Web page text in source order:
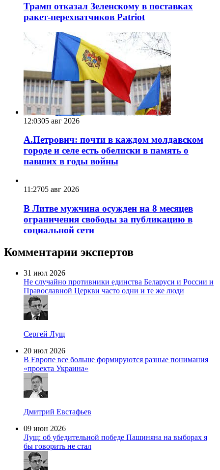
Трамп отказал Зеленскому в поставках
ракет-перехватчиков Patriot
12:0305 авг 2026
А.Петрович: почти в каждом молдавском
городе и селе есть обелиски в память о
павших в годы войны
11:2705 авг 2026
В Литве мужчина осужден на 8 месяцев
ограничения свободы за публикацию в
социальной сети
Комментарии экспертов
31 июл 2026
Не случайно противники единства Беларуси и России и
Православной Церкви часто одни и те же люди
Сергей Лущ
20 июл 2026
В Европе все больше формируются разные понимания
«проекта Украина»
Дмитрий Евстафьев
09 июн 2026
Лущ: об убедительной победе Пашиняна на выборах я
бы говорить не стал